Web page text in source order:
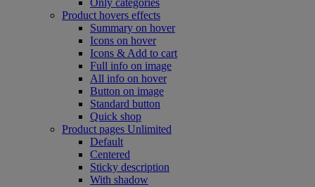
Only categories
Product hovers effects
Summary on hover
Icons on hover
Icons & Add to cart
Full info on image
All info on hover
Button on image
Standard button
Quick shop
Product pages Unlimited
Default
Centered
Sticky description
With shadow